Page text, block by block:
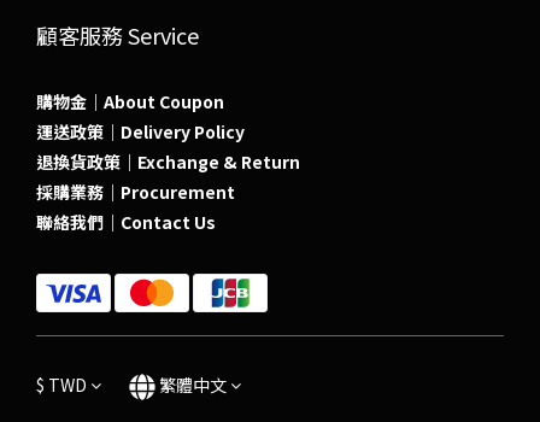
顧客服務 Service
購物金｜About Coupon
運送政策｜Delivery Policy
退換貨政策｜Exchange & Return
採購業務｜Procurement
聯絡我們｜Contact Us
$ TWD 繁體中文